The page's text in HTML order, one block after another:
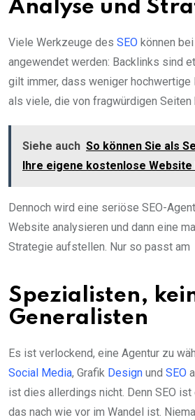
Analyse und
Viele Werkzeuge des SEO können
angewendet werden: Backlinks sind
gilt immer, dass weniger
als viele, die von fragwürdigen Seiten
Siehe auch So können Sie als
Ihre eigene kostenlose
Dennoch wird eine seriöse SEO-
Website analysieren und dann eine
Strategie aufstellen. Nur so passt am
Spezialisten,
Generalisten
Es ist verlockend, eine Agentur zu
Social Media, Grafik Design und SEO
ist dies allerdings nicht. Denn SEO
das nach wie vor im Wandel ist.